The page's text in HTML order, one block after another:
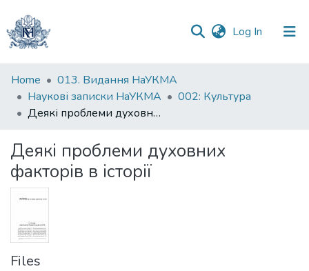
Log In (current)
Communities
&
Collections
Statistics
Home
013. Видання НаУКМА
Наукові записки НаУКМА
002: Культура
Деякі проблеми духовних факторів в історії
Деякі проблеми духовних
факторів в історії
Files